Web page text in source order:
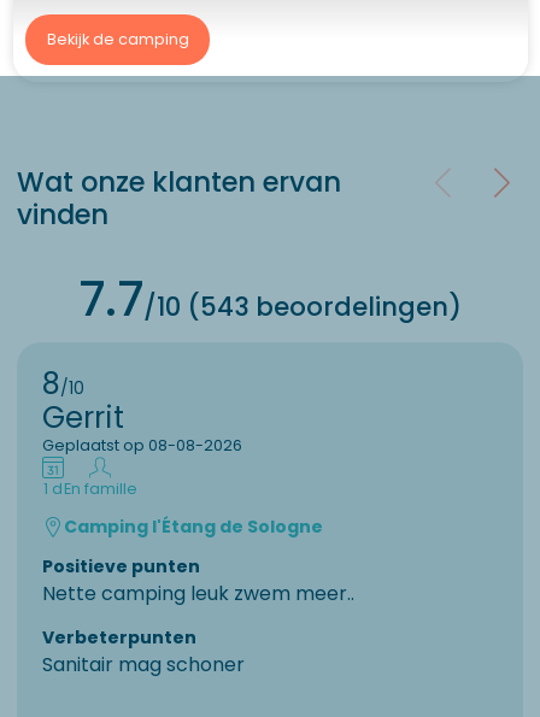
Bekijk de camping
Wat onze klanten ervan
vinden
7.7/10 (543 beoordelingen)
8/10
Gerrit
Geplaatst op 08-08-2026
1 dEn famille
Camping l'Étang de Sologne
Positieve punten
Nette camping leuk zwem meer..
Verbeterpunten
Sanitair mag schoner